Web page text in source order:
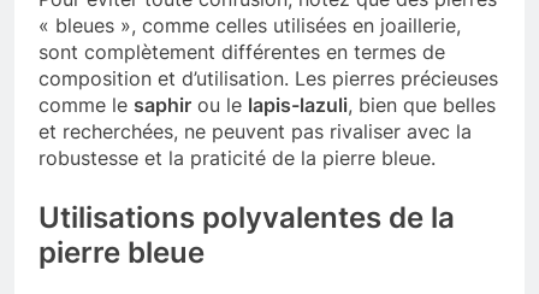
« bleues », comme celles utilisées en joaillerie,
sont complètement différentes en termes de
composition et d’utilisation. Les pierres précieuses
comme le saphir ou le lapis-lazuli, bien que belles
et recherchées, ne peuvent pas rivaliser avec la
robustesse et la praticité de la pierre bleue.
Utilisations polyvalentes de la
pierre bleue